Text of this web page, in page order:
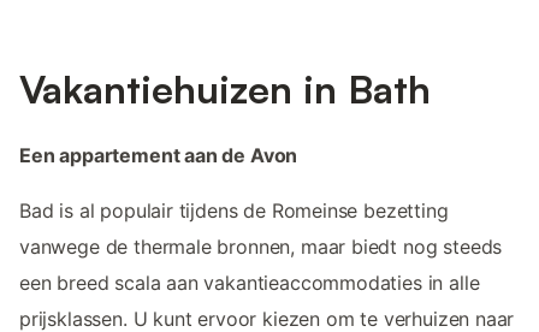
Vakantiehuizen in Bath
Een appartement aan de Avon
Bad is al populair tijdens de Romeinse bezetting
vanwege de thermale bronnen, maar biedt nog steeds
een breed scala aan vakantieaccommodaties in alle
prijsklassen. U kunt ervoor kiezen om te verhuizen naar